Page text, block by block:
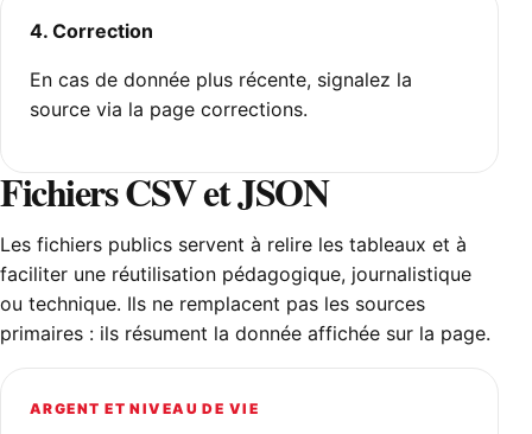
4. Correction
En cas de donnée plus récente, signalez la
source via la page corrections.
Fichiers CSV et JSON
Les fichiers publics servent à relire les tableaux et à
faciliter une réutilisation pédagogique, journalistique
ou technique. Ils ne remplacent pas les sources
primaires : ils résument la donnée affichée sur la page.
ARGENT ET NIVEAU DE VIE